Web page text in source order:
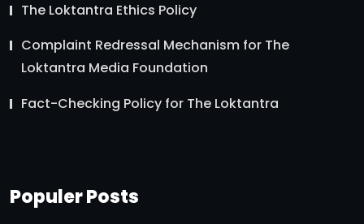
The Loktantra Ethics Policy
Complaint Redressal Mechanism for The
Loktantra Media Foundation
Fact-Checking Policy for The Loktantra
Populer Posts